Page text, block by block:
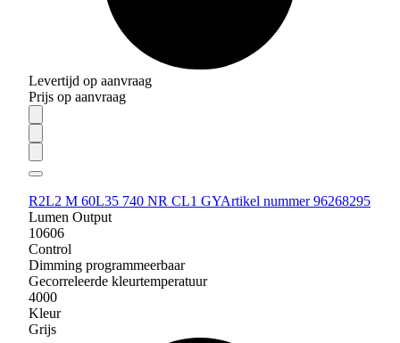
Levertijd op aanvraag
Prijs op aanvraag
R2L2 M 60L35 740 NR CL1 GYArtikel nummer 96268295
Lumen Output
10606
Control
Dimming programmeerbaar
Gecorreleerde kleurtemperatuur
4000
Kleur
Grijs